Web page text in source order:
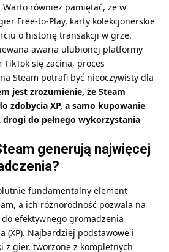
również pamiętać, że w
Free-to-Play, karty kolekcjonerskie
o historię transakcji w grze.
awaria ulubionej platformy
TikTok się zacina, proces
Steam potrafi być nieoczywisty dla
jest zrozumienie, że Steam
zdobycia XP, a samo kupowanie
do pełnego wykorzystania
generują najwięcej
fundamentalny element
a ich różnorodność pozwala na
efektywnego gromadzenia
(XP). Najbardziej podstawowe i
z gier, tworzone z kompletnych